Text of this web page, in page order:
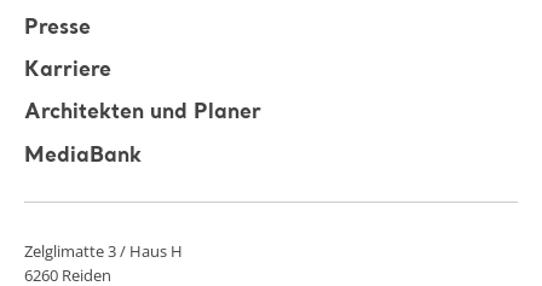
Presse
Karriere
Architekten und Planer
MediaBank
Zelglimatte 3 / Haus H
6260 Reiden